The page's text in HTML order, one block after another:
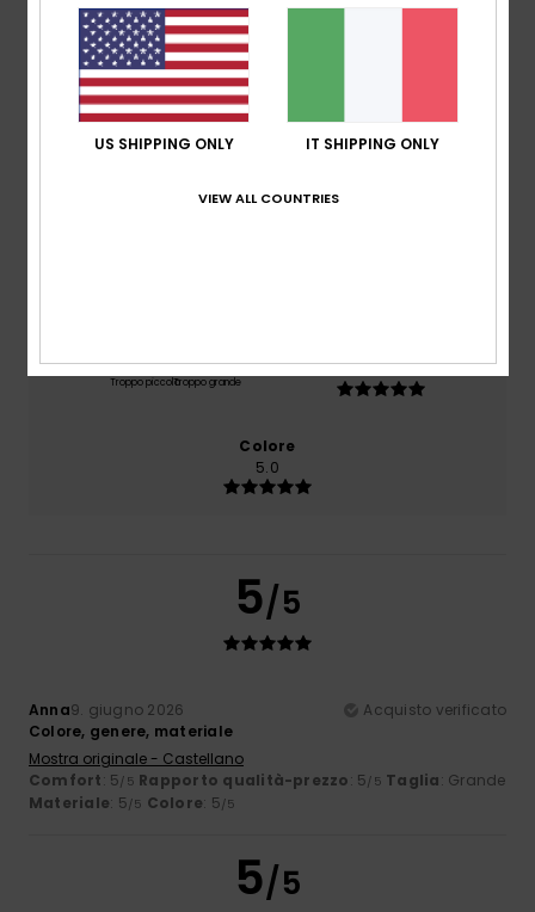
basato su2 recensioni verificate
Il 50% dei nostri clienti consiglia questo prodotto
Troppo piccoloTroppo grande
5.0
Colore
5.0
5/5
Anna9. giugno 2026
Acquisto verificato
Colore, genere, materiale
Mostra originale - Castellano
Comfort: 5/5 Rapporto qualità-prezzo: 5/5 Taglia: Grande
Materiale: 5/5 Colore: 5/5
5/5
US SHIPPING ONLY IT SHIPPING ONLY
VIEW ALL COUNTRIES